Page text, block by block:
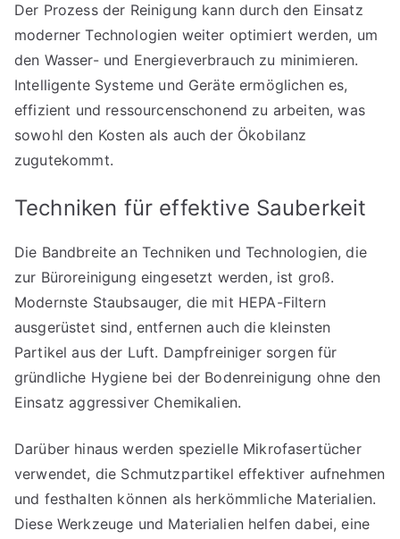
Der Prozess der Reinigung kann durch den Einsatz
moderner Technologien weiter optimiert werden, um
den Wasser- und Energieverbrauch zu minimieren.
Intelligente Systeme und Geräte ermöglichen es,
effizient und ressourcenschonend zu arbeiten, was
sowohl den Kosten als auch der Ökobilanz
zugutekommt.
Techniken für effektive Sauberkeit
Die Bandbreite an Techniken und Technologien, die
zur Büroreinigung eingesetzt werden, ist groß.
Modernste Staubsauger, die mit HEPA-Filtern
ausgerüstet sind, entfernen auch die kleinsten
Partikel aus der Luft. Dampfreiniger sorgen für
gründliche Hygiene bei der Bodenreinigung ohne den
Einsatz aggressiver Chemikalien.
Darüber hinaus werden spezielle Mikrofasertücher
verwendet, die Schmutzpartikel effektiver aufnehmen
und festhalten können als herkömmliche Materialien.
Diese Werkzeuge und Materialien helfen dabei, eine